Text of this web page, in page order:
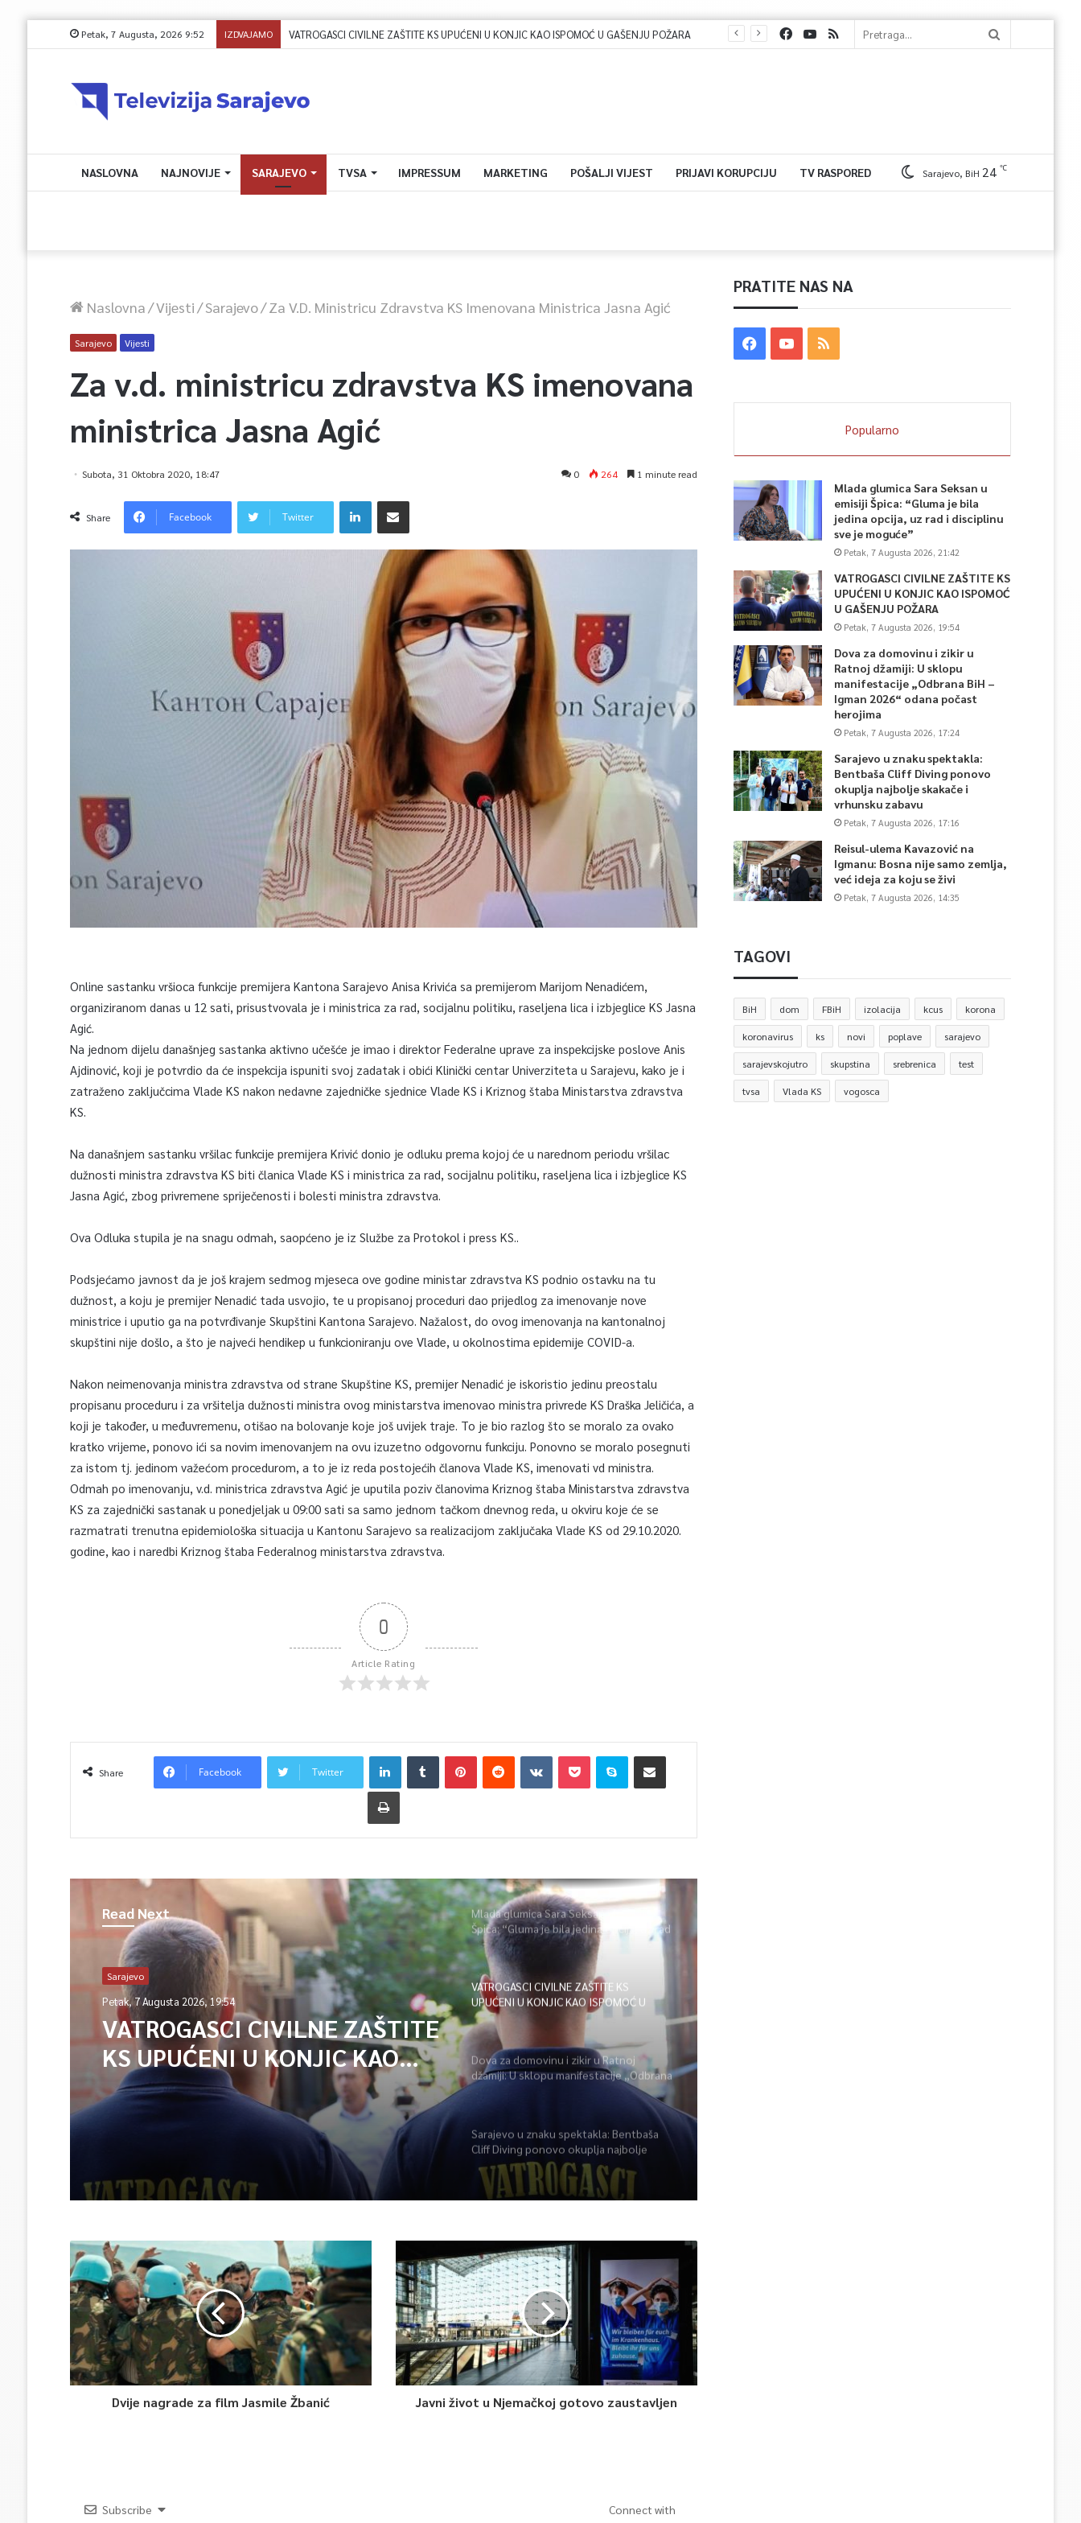
Petak, 7 Augusta, 2026 9:52 IZDVAJAMO
NASLOVNA NAJNOVIJE SARAJEVO TVSA IMPRESSUM MARKETING POŠALJI VIJEST PRIJAVI KORUPCIJU TV RASPORED Sarajevo, BiH 24 ℃
Naslovna/Vijesti/Sarajevo/Za V.d. Ministricu Zdravstva KS Imenovana Ministrica Jasna Agić
Sarajevo Vijesti
Za v.d. ministricu zdravstva KS imenovana
ministrica Jasna Agić
Subota, 31 Oktobra 2020, 18:47 0 264 1 minute read
Share Facebook Twitter
Online sastanku vršioca funkcije premijera Kantona Sarajevo Anisa Krivića sa premijerom Marijom Nenadićem,
organiziranom danas u 12 sati, prisustvovala je i ministrica za rad, socijalnu politiku, raseljena lica i izbjeglice KS Jasna
Agić.
Na jednom dijelu današnjeg sastanka aktivno učešće je imao i direktor Federalne uprave za inspekcijske poslove Anis
Ajdinović, koji je potvrdio da će inspekcija ispuniti svoj zadatak i obići Klinički centar Univerziteta u Sarajevu, kako je i
zatraženo zaključcima Vlade KS nakon nedavne zajedničke sjednice Vlade KS i Kriznog štaba Ministarstva zdravstva
KS.
Na današnjem sastanku vršilac funkcije premijera Krivić donio je odluku prema kojoj će u narednom periodu vršilac
dužnosti ministra zdravstva KS biti članica Vlade KS i ministrica za rad, socijalnu politiku, raseljena lica i izbjeglice KS
Jasna Agić, zbog privremene spriječenosti i bolesti ministra zdravstva.
Ova Odluka stupila je na snagu odmah, saopćeno je iz Službe za Protokol i press KS..
Podsjećamo javnost da je još krajem sedmog mjeseca ove godine ministar zdravstva KS podnio ostavku na tu
dužnost, a koju je premijer Nenadić tada usvojio, te u propisanoj proceduri dao prijedlog za imenovanje nove
ministrice i uputio ga na potvrđivanje Skupštini Kantona Sarajevo. Nažalost, do ovog imenovanja na kantonalnoj
skupštini nije došlo, a što je najveći hendikep u funkcioniranju ove Vlade, u okolnostima epidemije COVID-a.
Nakon neimenovanja ministra zdravstva od strane Skupštine KS, premijer Nenadić je iskoristio jedinu preostalu
propisanu proceduru i za vršitelja dužnosti ministra ovog ministarstva imenovao ministra privrede KS Draška Jeličića, a
koji je također, u međuvremenu, otišao na bolovanje koje još uvijek traje. To je bio razlog što se moralo za ovako
kratko vrijeme, ponovo ići sa novim imenovanjem na ovu izuzetno odgovornu funkciju. Ponovno se moralo posegnuti
za istom tj. jedinom važećom procedurom, a to je iz reda postojećih članova Vlade KS, imenovati vd ministra.
Odmah po imenovanju, v.d. ministrica zdravstva Agić je uputila poziv članovima Kriznog štaba Ministarstva zdravstva
KS za zajednički sastanak u ponedjeljak u 09:00 sati sa samo jednom tačkom dnevnog reda, u okviru koje će se
razmatrati trenutna epidemiološka situacija u Kantonu Sarajevo sa realizacijom zaključaka Vlade KS od 29.10.2020.
godine, kao i naredbi Kriznog štaba Federalnog ministarstva zdravstva.
0
Article Rating
Share Facebook Twitter
Read Next
Sarajevo
Petak, 7 Augusta 2026, 19:54
VATROGASCI CIVILNE ZAŠTITE
KS UPUĆENI U KONJIC KAO
ISPOMOĆ U GAŠENJU POŽARA
Mlada glumica Sara Seksan u emisiji
Špica: “Gluma je bila jedina opcija, uz rad
i disciplinu sve je moguće”
VATROGASCI CIVILNE ZAŠTITE KS
UPUĆENI U KONJIC KAO ISPOMOĆ U
GAŠENJU POŽARA
Dova za domovinu i zikir u Ratnoj
džamiji: U sklopu manifestacije „Odbrana
BiH – Igman 2026“ odana počast
Sarajevo u znaku spektakla: Bentbaša
Cliff Diving ponovo okuplja najbolje
skakače i vrhunsku zabavu
Dvije nagrade za film Jasmile Žbanić Javni život u Njemačkoj gotovo zaustavljen
Subscribe Connect with
PRATITE NAS NA
Popularno
Mlada glumica Sara Seksan u
emisiji Špica: “Gluma je bila
jedina opcija, uz rad i disciplinu
sve je moguće”
Petak, 7 Augusta 2026, 21:42
VATROGASCI CIVILNE ZAŠTITE KS
UPUĆENI U KONJIC KAO ISPOMOĆ
U GAŠENJU POŽARA
Petak, 7 Augusta 2026, 19:54
Dova za domovinu i zikir u
Ratnoj džamiji: U sklopu
manifestacije „Odbrana BiH –
Igman 2026“ odana počast
herojima
Petak, 7 Augusta 2026, 17:24
Sarajevo u znaku spektakla:
Bentbaša Cliff Diving ponovo
okuplja najbolje skakače i
vrhunsku zabavu
Petak, 7 Augusta 2026, 17:16
Reisul-ulema Kavazović na
Igmanu: Bosna nije samo zemlja,
već ideja za koju se živi
Petak, 7 Augusta 2026, 14:35
TAGOVI
BiH dom FBiH izolacija kcus korona
koronavirus ks novi poplave sarajevo
sarajevskojutro skupstina srebrenica test
tvsa Vlada KS vogosca